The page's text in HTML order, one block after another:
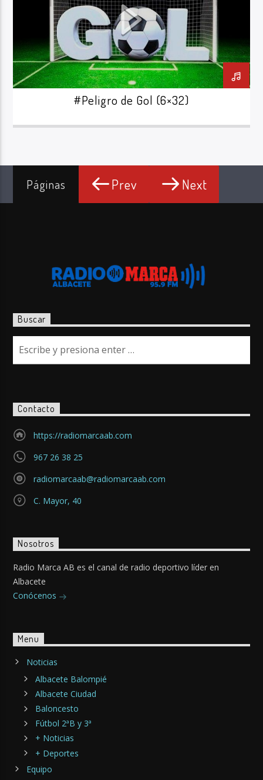
#Peligro de Gol (6×32)
Páginas Prev Next
Buscar
Contacto
https://radiomarcaab.com
967 26 38 25
radiomarcaab@radiomarcaab.com
C. Mayor, 40
Nosotros
Radio Marca AB es el canal de radio deportivo líder en
Albacete
Conócenos
Menu
Noticias
Albacete Balompié
Albacete Ciudad
Baloncesto
Fútbol 2ªB y 3ª
+ Noticias
+ Deportes
Equipo